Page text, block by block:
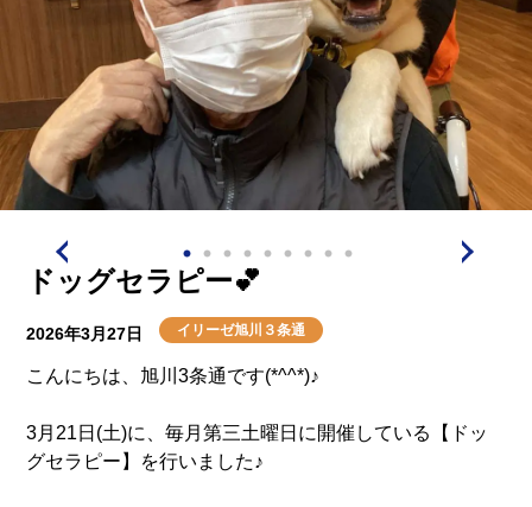
ドッグセラピー💕
2026年3月27日 イリーゼ旭川３条通
こんにちは、旭川3条通です(*^^*)♪
3月21日(土)に、毎月第三土曜日に開催している【ドッ
グセラピー】を行いました♪